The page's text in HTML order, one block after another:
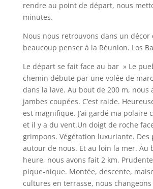
rendre au point de départ, nous
minutes.
Nous nous retrouvons dans un
beaucoup penser à la Réunion. Los
Le départ se fait face au bar » Le
chemin débute par une volée de
dans la lave. Au bout de 200 m, nous
jambes coupées. C’est raide.
est magnifique. J’ai gardé ma polaire
et il y a du vent.Un doigt de roche
grimpons. Végétation luxuriante. Des
autour de nous. Et au loin la mer. Au
heure, nous avons fait 2 km.
pique-nique. Montée, descente,
cultures en terrasse, nous changeons